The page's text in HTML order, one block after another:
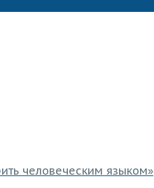
человеческим языком»